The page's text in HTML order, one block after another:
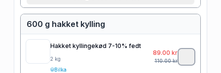
600 g hakket kylling
Hakket kyllingekød 7-10% fedt
2 kg
Bilka
89.00 kr
110.00kr